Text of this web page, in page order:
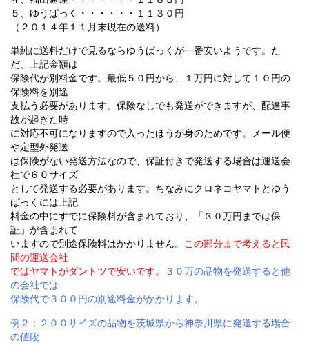
５、ゆうぱっく・・・・・・１１３０円
（２０１４年１１月末現在の送料）
単純に送料だけで見るならゆうぱっくが一番安いようです。た
だ、上記金額は
保険代が別料金です。最低５０円から、１万円に対して１０円の
保険料を別途
支払う必要があります。保険なしでも発送ができますが、配達事
故が起きた時
に対応不可になりますので入ったほうが身のためです。メール便
や定型外発送
は保険がない発送方法なので、保証付きで発送する場合は運送会
社で６０サイズ
として発送する必要があります。ちなみにクロネコヤマトとゆう
ぱっくには上記
料金の中にすでに保険料が含まれており、「３０万円までは保
証」が含まれて
いますので別途保険料はかかりません。 この部分まで考えると民
間の運送会社
ではヤマトがダントツで安いです。
３０万の品物を発送すると他
の会社では
保険代で３００円の別途料金がかかります。
例２：２００サイズの品物を茨城県から神奈川県に発送する場合
の値段